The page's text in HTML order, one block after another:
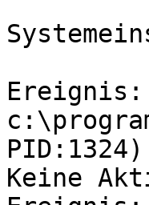
Ereignis:
PID:1324)
Keine